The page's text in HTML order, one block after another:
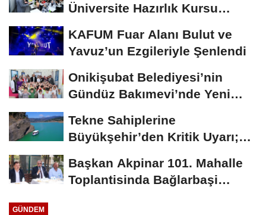
Üniversite Hazırlık Kursu
KAFUM Fuar Alanı Bulut ve
Yavuz’un Ezgileriyle Şenlendi
Onikişubat Belediyesi’nin
Gündüz Bakımevi’nde Yeni
Tekne Sahiplerine
Büyükşehir’den Kritik Uyarı;
Başkan Akpinar 101. Mahalle
Toplantisinda Bağlarbaşi
GÜNDEM